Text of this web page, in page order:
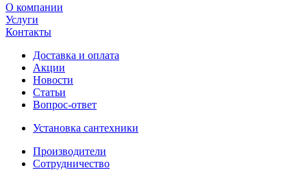
О компании
Услуги
Контакты
Доставка и оплата
Акции
Новости
Статьи
Вопрос-ответ
Установка сантехники
Производители
Сотрудничество